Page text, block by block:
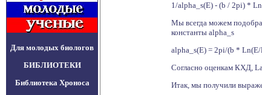
Для молодых биологов
БИБЛИОТЕКИ
Библиотека Хроноса
1/alpha_s(E) - (b / 2pi) *
Мы всегда можем
константы alpha_s
alpha_s(E) = 2pi/(b *
Согласно оценкам КХД,
Итак, мы получили